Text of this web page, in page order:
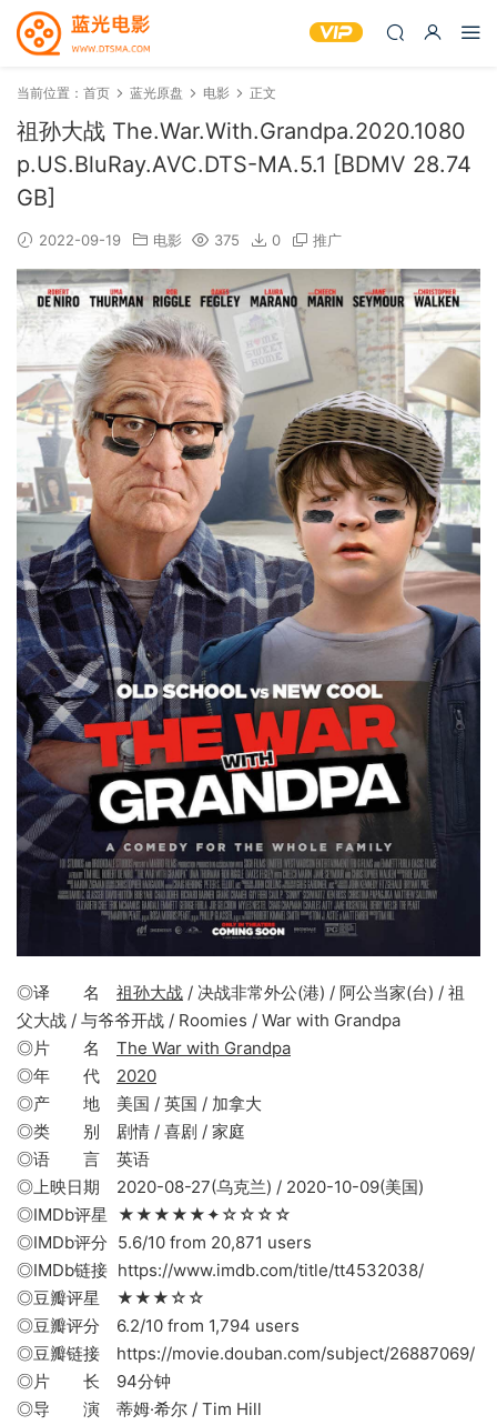
当前位置： 首页 蓝光原盘 电影 正文
祖孙大战 The.War.With.Grandpa.2020.1080
p.US.BluRay.AVC.DTS-MA.5.1 [BDMV 28.74
GB]
2022-09-19 电影 375 0 推广
◎译 名 祖孙大战 / 决战非常外公(港) / 阿公当家(台) / 祖
父大战 / 与爷爷开战 / Roomies / War with Grandpa
◎片 名 The War with Grandpa
◎年 代 2020
◎产 地 美国 / 英国 / 加拿大
◎类 别 剧情 / 喜剧 / 家庭
◎语 言 英语
◎上映日期 2020-08-27(乌克兰) / 2020-10-09(美国)
◎IMDb评星 ★★★★★✦☆☆☆☆
◎IMDb评分 5.6/10 from 20,871 users
◎IMDb链接 https://www.imdb.com/title/tt4532038/
◎豆瓣评星 ★★★☆☆
◎豆瓣评分 6.2/10 from 1,794 users
◎豆瓣链接 https://movie.douban.com/subject/26887069/
◎片 长 94分钟
◎导 演 蒂姆·希尔 / Tim Hill